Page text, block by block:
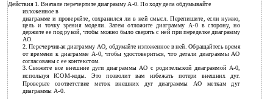
Действия 1. Вначале перечертите диаграмму А-0. По ходу дела обдумывайте
изложенное в
диаграмме и проверяйте, сохранился ли в ней смысл. Перепишите, если нужно,
цель и точку зрения модели. Затем отложите диаграмму А-0 в сторону, но
держите ее под рукой, чтобы можно было сверять с ней при переделке диаграмму
АО.
2. Перечерчивая диаграмму АО, обдумайте изложенное в ней. Обращайтесь время
от времени к диаграмме А-0, чтобы удостовериться, что детали диаграммы АО
согласованы с ее контекстом.
3. Свяжите все внешние дуги диаграммы АО с родительской диаграммой А-0,
используя ICOM-коды. Это позволит вам избежать потери внешних дуг.
Проверьте соответствие меток внешних дуг диаграммы АО меткам дуг
диаграммы А-0.